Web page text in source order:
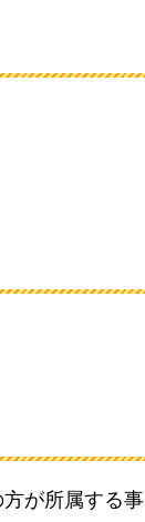
が所属する事